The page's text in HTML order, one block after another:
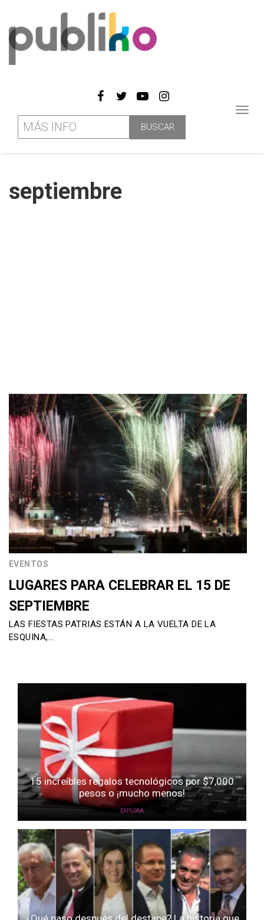
septiembre
EVENTOS
LUGARES PARA CELEBRAR EL 15 DE
SEPTIEMBRE
LAS FIESTAS PATRIAS ESTÁN A LA VUELTA DE LA
ESQUINA,…
15 increíbles regalos tecnológicos por $7,000
pesos o ¡mucho menos!
EXPLORA